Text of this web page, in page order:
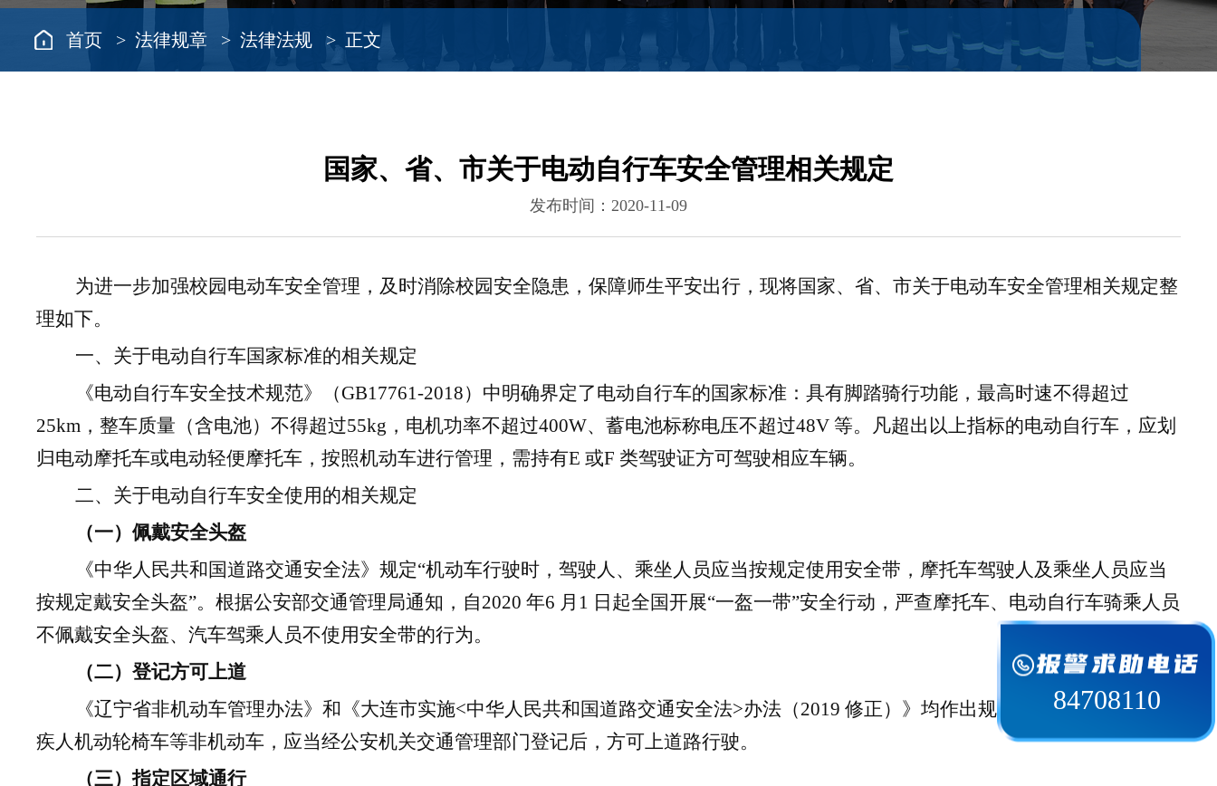
首页> 法律规章> 法律法规> 正文
国家、省、市关于电动自行车安全管理相关规定
发布时间：2020-11-09
为进一步加强校园电动车安全管理，及时消除校园安全隐患，保障师生平安出行，现将国家、省、市关于电动车安全管理相关规定整
理如下。
一、关于电动自行车国家标准的相关规定
《电动自行车安全技术规范》（GB17761-2018）中明确界定了电动自行车的国家标准：具有脚踏骑行功能，最高时速不得超过
25km，整车质量（含电池）不得超过55kg，电机功率不超过400W、蓄电池标称电压不超过48V 等。凡超出以上指标的电动自行车，应划
归电动摩托车或电动轻便摩托车，按照机动车进行管理，需持有E 或F 类驾驶证方可驾驶相应车辆。
二、关于电动自行车安全使用的相关规定
（一）佩戴安全头盔
《中华人民共和国道路交通安全法》规定“机动车行驶时，驾驶人、乘坐人员应当按规定使用安全带，摩托车驾驶人及乘坐人员应当
按规定戴安全头盔”。根据公安部交通管理局通知，自2020 年6 月1 日起全国开展“一盔一带”安全行动，严查摩托车、电动自行车骑乘人员
不佩戴安全头盔、汽车驾乘人员不使用安全带的行为。
（二）登记方可上道
《辽宁省非机动车管理办法》和《大连市实施<中华人民共和国道路交通安全法>办法（2019 修正）》均作出规定：电动自行车、残
疾人机动轮椅车等非机动车，应当经公安机关交通管理部门登记后，方可上道路行驶。
（三）指定区域通行
84708110